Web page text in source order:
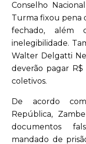
Conselho
Turma fixou pena
fechado,
inelegibilidade.
Walter Delgatti
deverão pagar
coletivos.
De acordo
República,
documentos
mandado de